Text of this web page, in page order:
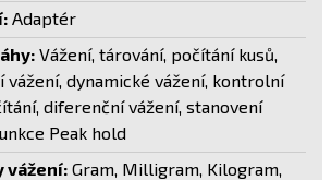
Adaptér
Vážení, tárování, počítání kusů,
vážení, dynamické vážení, kontrolní
diferenční vážení, stanovení
Peak hold
vážení: Gram, Milligram, Kilogram,